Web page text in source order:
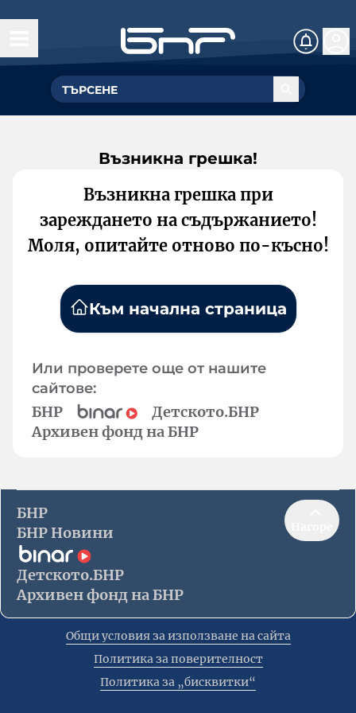
Възникна грешка!
Възникна грешка при
зареждането на съдържанието!
Моля, опитайте отново по-късно!
Към начална страница
Или проверете още от нашите
сайтове:
БНР
Детското.БНР
Архивен фонд на БНР
БНР
БНР Новини
Детското.БНР
Архивен фонд на БНР
Общи условия за използване на сайта
Политика за поверителност
Политика за „бисквитки“